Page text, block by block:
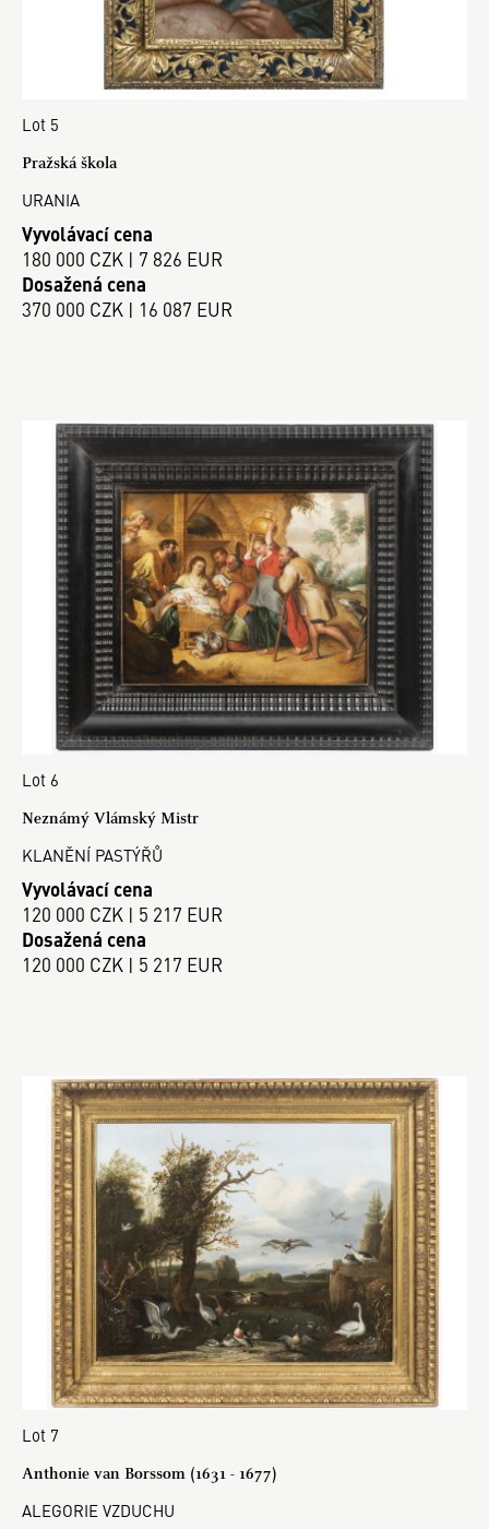
Lot 5
Pražská škola
URANIA
Vyvolávací cena
180 000 CZK | 7 826 EUR
Dosažená cena
370 000 CZK | 16 087 EUR
Lot 6
Neznámý Vlámský Mistr
KLANĚNÍ PASTÝŘŮ
Vyvolávací cena
120 000 CZK | 5 217 EUR
Dosažená cena
120 000 CZK | 5 217 EUR
Lot 7
Anthonie van Borssom (1631 - 1677)
ALEGORIE VZDUCHU